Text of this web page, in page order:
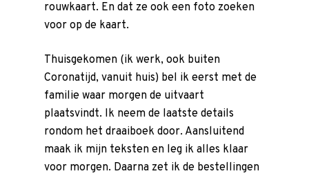
rouwkaart. En dat ze ook een foto zoeken
voor op de kaart.
Thuisgekomen (ik werk, ook buiten
Coronatijd, vanuit huis) bel ik eerst met de
familie waar morgen de uitvaart
plaatsvindt. Ik neem de laatste details
rondom het draaiboek door. Aansluitend
maak ik mijn teksten en leg ik alles klaar
voor morgen. Daarna zet ik de bestellingen
Inspiratie
Rondom de uitvaart
Checklist
Onze nazorg
Asbestemming of
grafmonument